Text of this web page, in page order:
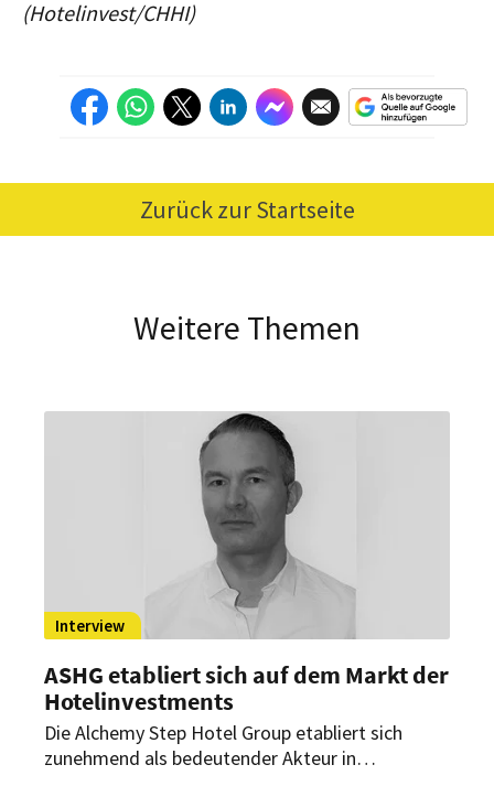
(Hotelinvest/CHHI)
Zurück zur Startseite
Weitere Themen
Interview
ASHG etabliert sich auf dem Markt der
Hotelinvestments
Die Alchemy Step Hotel Group etabliert sich
zunehmend als bedeutender Akteur in